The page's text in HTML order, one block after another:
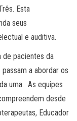
Esta
seus
e auditiva.
de pacientes da
a abordar os
uma. As equipes
desde
Educador